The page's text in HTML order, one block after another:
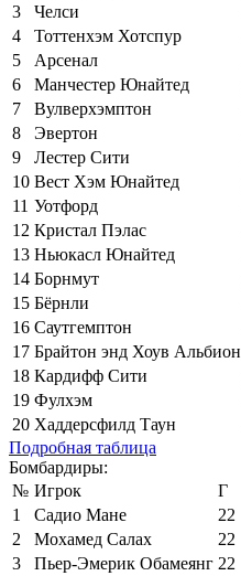
3
Челси
4
Тоттенхэм Хотспур
5
Арсенал
6
Манчестер Юнайтед
7
Вулверхэмптон
8
Эвертон
9
Лестер Сити
10 Вест Хэм Юнайтед
11 Уотфорд
12 Кристал Пэлас
13 Ньюкасл Юнайтед
14 Борнмут
15 Бёрнли
16 Саутгемптон
17 Брайтон энд Хоув Альбион
18 Кардифф Сити
19 Фулхэм
20 Хаддерсфилд Таун
Подробная таблица
Бомбардиры:
№ Игрок
Г
1
Садио Мане
22
2
Мохамед Салах
22
3
Пьер-Эмерик Обамеянг 22